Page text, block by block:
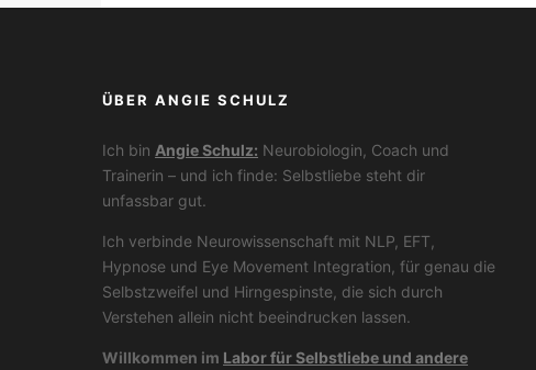
ÜBER ANGIE SCHULZ
Ich bin Angie Schulz: Neurobiologin, Coach und
Trainerin – und ich finde: Selbstliebe steht dir
unfassbar gut.
Ich verbinde Neurowissenschaft mit NLP, EFT,
Hypnose und Eye Movement Integration, für genau die
Selbstzweifel und Hirngespinste, die sich durch
Verstehen allein nicht beeindrucken lassen.
Willkommen im Labor für Selbstliebe und andere